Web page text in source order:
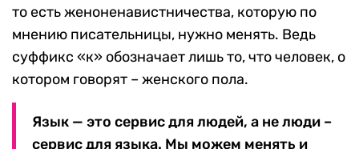
то есть женоненавистничества, которую по
мнению писательницы, нужно менять. Ведь
суффикс «к» обозначает лишь то, что человек, о
котором говорят – женского пола.
Язык — это сервис для людей, а не люди –
сервис для языка. Мы можем менять и